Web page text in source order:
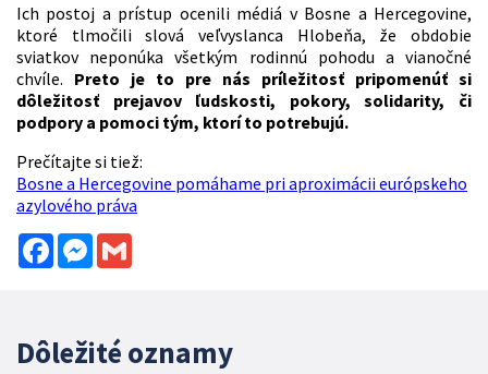
Ich postoj a prístup ocenili médiá v Bosne a Hercegovine,
ktoré tlmočili slová veľvyslanca Hlobeňa, že obdobie
sviatkov neponúka všetkým rodinnú pohodu a vianočné
chvíle. Preto je to pre nás príležitosť pripomenúť si
dôležitosť prejavov ľudskosti, pokory, solidarity, či
podpory a pomoci tým, ktorí to potrebujú.
Prečítajte si tiež:
Bosne a Hercegovine pomáhame pri aproximácii európskeho
azylového práva
FacebookMessenger
Dôležité oznamy